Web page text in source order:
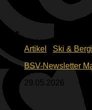
Artikel
Ski &
BSV-Newsletter
29.05.2026